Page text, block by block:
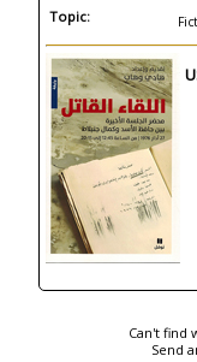
Topic:
Can't find
Send